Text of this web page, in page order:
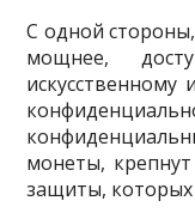
С одной
мощнее,
искусственному
монеты,
защиты,